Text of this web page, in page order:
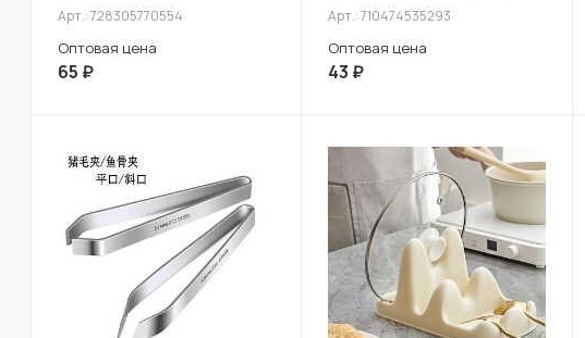
Арт.: 728305770554
Оптовая цена
65 ₽
Арт.: 710474535293
Оптовая цена
43 ₽